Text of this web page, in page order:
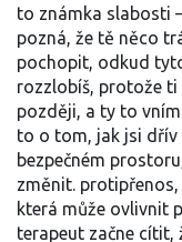
to známka slabosti
pozná, že tě něco
pochopit, odkud
rozzlobíš, protože ti
později, a ty to
to o tom, jak jsi dřív
bezpečném
změnit. protipřenos,
která může ovlivnit
terapeut začne cítit,